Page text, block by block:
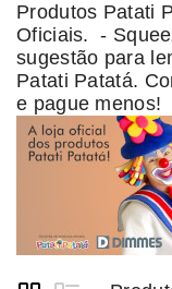
Produtos Patati
Oficiais. -
sugestão para
Patati Patatá.
e pague menos!